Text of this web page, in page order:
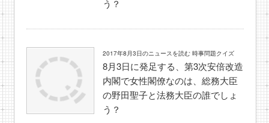
う？
2017年8月3日のニュースを読む 時事問題クイズ
8月3日に発足する、第3次安倍改造
内閣で女性閣僚なのは、総務大臣
の野田聖子と法務大臣の誰でしょ
う？